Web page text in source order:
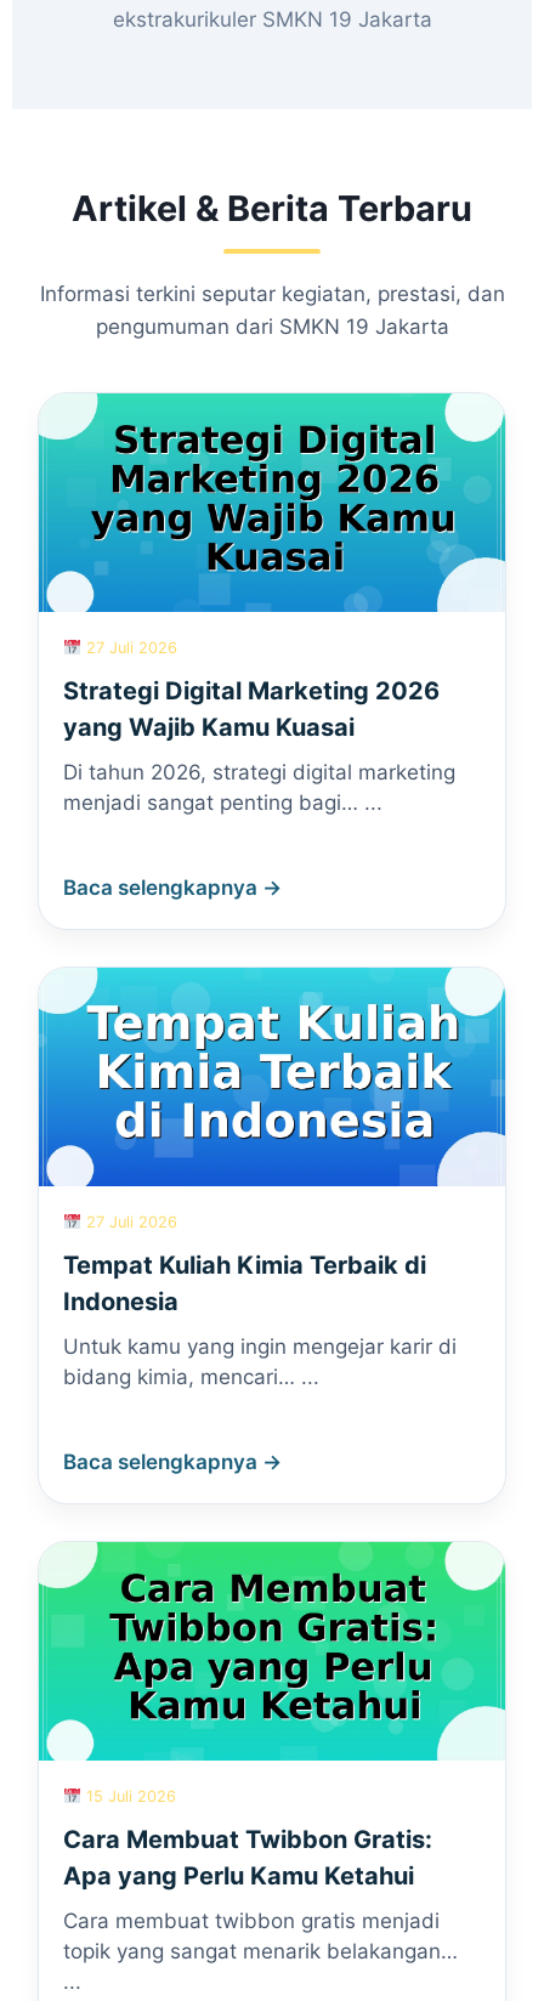
ekstrakurikuler SMKN 19 Jakarta
Artikel & Berita Terbaru
Informasi terkini seputar kegiatan, prestasi, dan
pengumuman dari SMKN 19 Jakarta
27 Juli 2026
Strategi Digital Marketing 2026
yang Wajib Kamu Kuasai
Di tahun 2026, strategi digital marketing
menjadi sangat penting bagi… ...
Baca selengkapnya →
27 Juli 2026
Tempat Kuliah Kimia Terbaik di
Indonesia
Untuk kamu yang ingin mengejar karir di
bidang kimia, mencari… ...
Baca selengkapnya →
15 Juli 2026
Cara Membuat Twibbon Gratis:
Apa yang Perlu Kamu Ketahui
Cara membuat twibbon gratis menjadi
topik yang sangat menarik belakangan…
...